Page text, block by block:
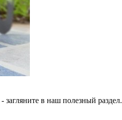
- загляните в наш полезный раздел.